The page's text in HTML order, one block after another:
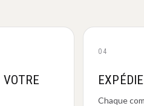
04
Chaque